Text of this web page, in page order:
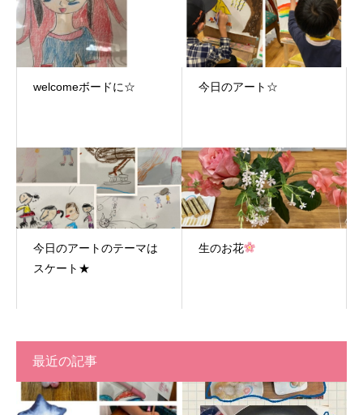
welcomeボードに☆ 今日のアート☆
今日のアートのテーマは
スケート★
生のお花
最近の記事